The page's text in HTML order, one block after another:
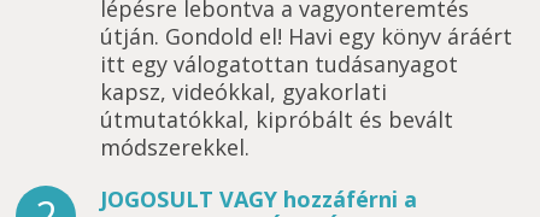
lépésre lebontva a vagyonteremtés
útján. Gondold el! Havi egy könyv áráért
itt egy válogatottan tudásanyagot
kapsz, videókkal, gyakorlati
útmutatókkal, kipróbált és bevált
módszerekkel.
JOGOSULT VAGY hozzáférni a